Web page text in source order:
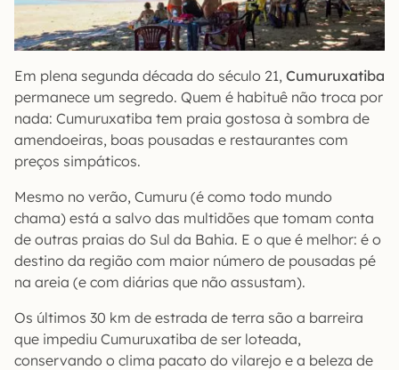
Em plena segunda década do século 21, Cumuruxatiba
permanece um segredo. Quem é habituê não troca por
nada: Cumuruxatiba tem praia gostosa à sombra de
amendoeiras, boas pousadas e restaurantes com
preços simpáticos.
Mesmo no verão, Cumuru (é como todo mundo
chama) está a salvo das multidões que tomam conta
de outras praias do Sul da Bahia. E o que é melhor: é o
destino da região com maior número de pousadas pé
na areia (e com diárias que não assustam).
Os últimos 30 km de estrada de terra são a barreira
que impediu Cumuruxatiba de ser loteada,
conservando o clima pacato do vilarejo e a beleza de